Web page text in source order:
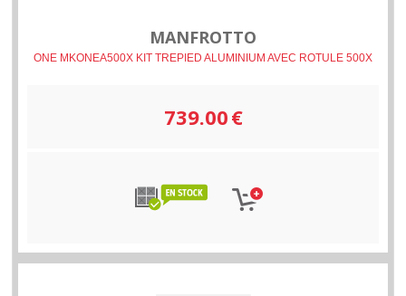
MANFROTTO
ONE MKONEA500X KIT TREPIED ALUMINIUM AVEC ROTULE 500X
739.00€